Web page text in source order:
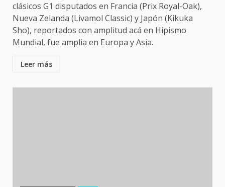
clásicos G1 disputados en Francia (Prix Royal-Oak),
Nueva Zelanda (Livamol Classic) y Japón (Kikuka
Sho), reportados con amplitud acá en Hipismo
Mundial, fue amplia en Europa y Asia.
Leer más